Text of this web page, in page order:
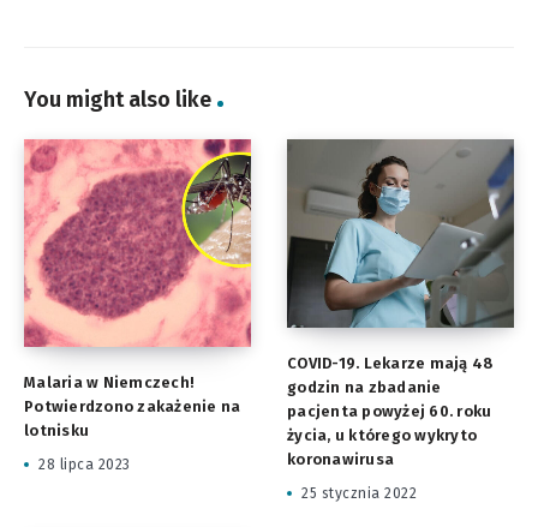
You might also like
Malaria w Niemczech!
Potwierdzono zakażenie na
lotnisku
28 lipca 2023
COVID-19. Lekarze mają 48
godzin na zbadanie
pacjenta powyżej 60. roku
życia, u którego wykryto
koronawirusa
25 stycznia 2022